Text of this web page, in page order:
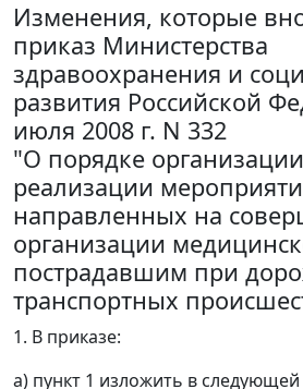
Изменения, которые
приказ Министерства
здравоохранения и
развития Российской
июля 2008 г. N 332
"О порядке
реализации
направленных на
организации
пострадавшим при
транспортных
1. В приказе:
а) пункт 1 изложить в